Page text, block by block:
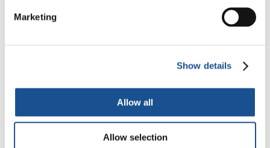
Marketing
Show details
Allow all
Allow selection
ricerca di lavoro, formazione al lavoro,
professionale). In questo percorso alcuni
vengono aiutati a trovare un lavoro, altri a
creare la propria azienda.
Informazioni